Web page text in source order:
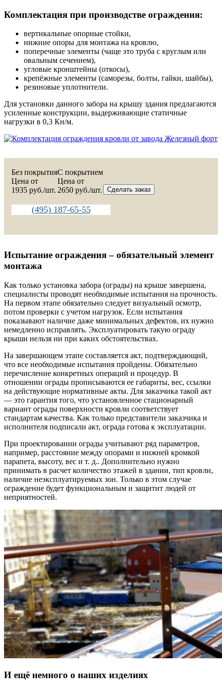
Комплектация при производстве ограждения:
вертикальные опорные стойки,
нижние опоры для монтажа на кровлю,
поперечные элементы (чаще это труба с круглым или
овальным сечением),
угловые кронштейны (откосы),
крепёжные элементы (саморезы, болты, гайки, шайбы),
резиновые уплотнители.
Для установки данного забора на крышу здания предлагаются
усиленные конструкции, выдерживающие статичные
нагрузки в 0,3 Кн/м.
Без покрытия
Цена от
1935 руб./шт.
C покрытием
Цена от
2650 руб./шт. Сделать заказ
(495) 187-65-55
Испытание ограждения – обязательный элемент
монтажа
Как только установка забора (ограды) на крыше завершена,
специалисты проводят необходимые испытания на прочность.
На первом этапе обязательно следует визуальный осмотр,
потом проверки с учетом нагрузок. Если испытания
показывают наличие даже минимальных дефектов, их нужно
немедленно исправлять. Эксплуатировать такую ограду
крыши нельзя ни при каких обстоятельствах.
На завершающем этапе составляется акт, подтверждающий,
что все необходимые испытания пройдены. Обязательно
перечисление конкретных операций и процедур. В
отношении ограды прописываются ее габариты, вес, ссылки
на действующие нормативные акты. Для заказчика такой акт
— это гарантия того, что установленное стационарный
вариант ограды поверхности кровли соответствует
стандартам качества. Как только представители заказчика и
исполнителя подписали акт, ограда готова к эксплуатации.
При проектировании ограды учитывают ряд параметров,
например, расстояние между опорами и нижней кромкой
парапета, высоту, вес и т. д.. Дополнительно нужно
принимать в расчет количество этажей в здании, тип кровли,
наличие неэксплуатируемых зон. Только в этом случае
ограждение будет функциональным и защитит людей от
неприятностей.
И ещё немного о наших изделиях